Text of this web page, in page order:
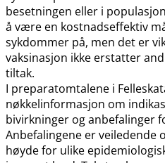
besetningen eller i
å være en kostnadseffektiv
sykdommer på, men det er
vaksinasjon ikke erstatter
tiltak.
I preparatomtalene i
nøkkelinformasjon om
bivirkninger og anbefalinger
Anbefalingene er veiledende
høyde for ulike